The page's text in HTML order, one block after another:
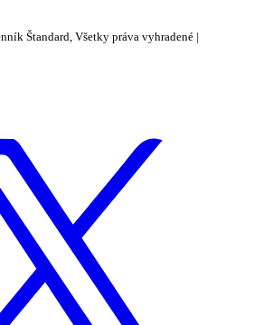
Štandard, Všetky práva vyhradené |